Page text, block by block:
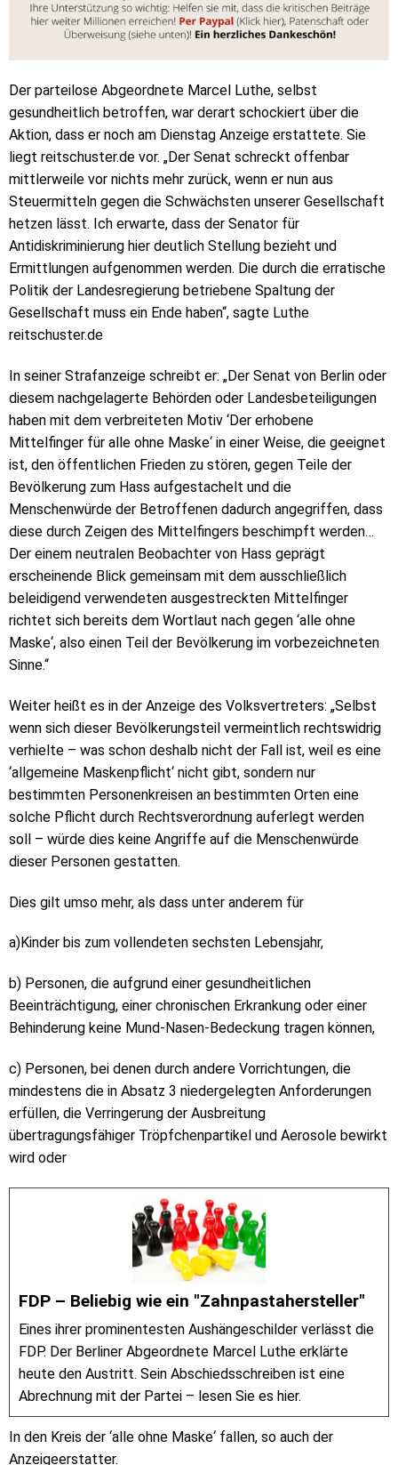
Der parteilose Abgeordnete Marcel Luthe, selbst
gesundheitlich betroffen, war derart schockiert über die
Aktion, dass er noch am Dienstag Anzeige erstattete. Sie
liegt reitschuster.de vor. „Der Senat schreckt offenbar
mittlerweile vor nichts mehr zurück, wenn er nun aus
Steuermitteln gegen die Schwächsten unserer Gesellschaft
hetzen lässt. Ich erwarte, dass der Senator für
Antidiskriminierung hier deutlich Stellung bezieht und
Ermittlungen aufgenommen werden. Die durch die erratische
Politik der Landesregierung betriebene Spaltung der
Gesellschaft muss ein Ende haben“, sagte Luthe
reitschuster.de
In seiner Strafanzeige schreibt er: „Der Senat von Berlin oder
diesem nachgelagerte Behörden oder Landesbeteiligungen
haben mit dem verbreiteten Motiv ‘Der erhobene
Mittelfinger für alle ohne Maske‘ in einer Weise, die geeignet
ist, den öffentlichen Frieden zu stören, gegen Teile der
Bevölkerung zum Hass aufgestachelt und die
Menschenwürde der Betroffenen dadurch angegriffen, dass
diese durch Zeigen des Mittelfingers beschimpft werden…
Der einem neutralen Beobachter von Hass geprägt
erscheinende Blick gemeinsam mit dem ausschließlich
beleidigend verwendeten ausgestreckten Mittelfinger
richtet sich bereits dem Wortlaut nach gegen ‘alle ohne
Maske‘, also einen Teil der Bevölkerung im vorbezeichneten
Sinne.“
Weiter heißt es in der Anzeige des Volksvertreters: „Selbst
wenn sich dieser Bevölkerungsteil vermeintlich rechtswidrig
verhielte – was schon deshalb nicht der Fall ist, weil es eine
‘allgemeine Maskenpflicht‘ nicht gibt, sondern nur
bestimmten Personenkreisen an bestimmten Orten eine
solche Pflicht durch Rechtsverordnung auferlegt werden
soll – würde dies keine Angriffe auf die Menschenwürde
dieser Personen gestatten.
Dies gilt umso mehr, als dass unter anderem für
a)Kinder bis zum vollendeten sechsten Lebensjahr,
b) Personen, die aufgrund einer gesundheitlichen
Beeinträchtigung, einer chronischen Erkrankung oder einer
Behinderung keine Mund-Nasen-Bedeckung tragen können,
c) Personen, bei denen durch andere Vorrichtungen, die
mindestens die in Absatz 3 niedergelegten Anforderungen
erfüllen, die Verringerung der Ausbreitung
übertragungsfähiger Tröpfchenpartikel und Aerosole bewirkt
wird oder
FDP – Beliebig wie ein "Zahnpastahersteller"
Eines ihrer prominentesten Aushängeschilder verlässt die
FDP. Der Berliner Abgeordnete Marcel Luthe erklärte
heute den Austritt. Sein Abschiedsschreiben ist eine
Abrechnung mit der Partei – lesen Sie es hier.
In den Kreis der ‘alle ohne Maske‘ fallen, so auch der
Anzeigeerstatter.